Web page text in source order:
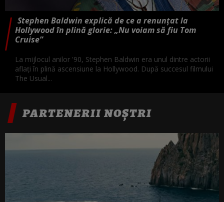
Stephen Baldwin explică de ce a renunțat la
Hollywood în plină glorie: „Nu voiam să fiu Tom
Cruise”
La mijlocul anilor '90, Stephen Baldwin era unul dintre actorii
aflați în plină ascensiune la Hollywood. După succesul filmului
The Usual...
PARTENERII NOȘTRI